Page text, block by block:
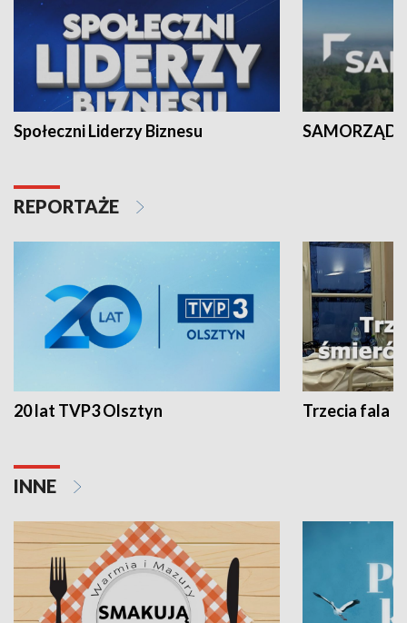
Społeczni Liderzy Biznesu SAMORZĄD
REPORTAŻE
20 lat TVP3 Olsztyn Trzecia fala -
INNE